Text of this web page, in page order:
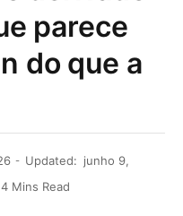
parece
do que a
Updated: junho 9,
4 Mins Read